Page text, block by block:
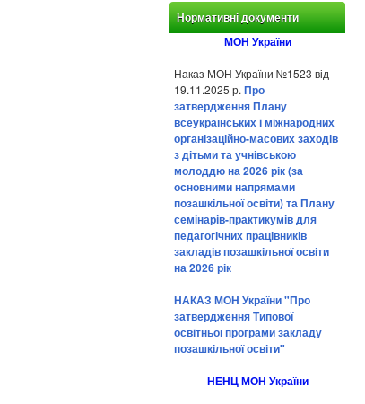
Нормативні документи
МОН України
Наказ МОН України №1523 від
19.11.2025 р. Про
затвердження Плану
всеукраїнських і міжнародних
організаційно-масових заходів
з дітьми та учнівською
молоддю на 2026 рік (за
основними напрямами
позашкільної освіти) та Плану
семінарів-практикумів для
педагогічних працівників
закладів позашкільної освіти
на 2026 рік
НАКАЗ МОН України "Про
затвердження Типової
освітньої програми закладу
позашкільної освіти"
НЕНЦ МОН України